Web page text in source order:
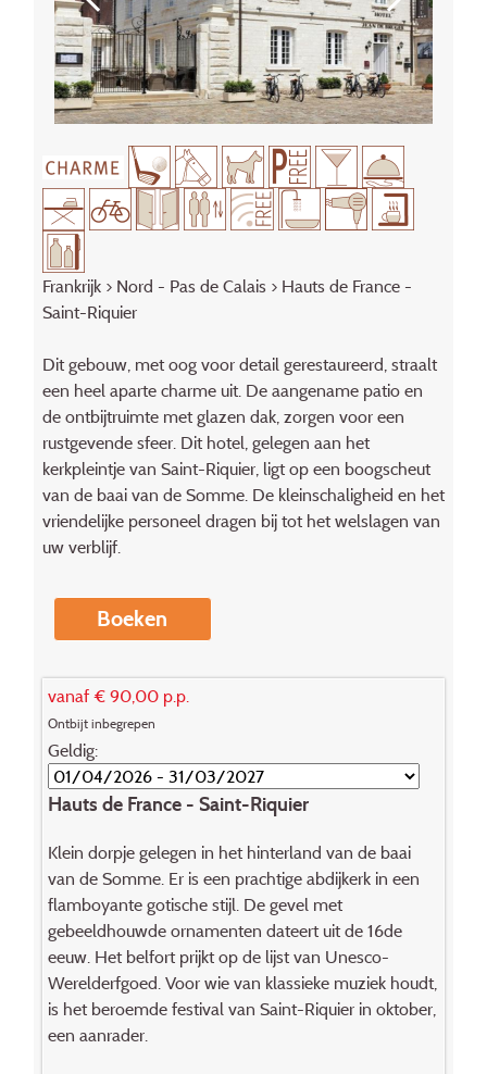
Frankrijk> Nord - Pas de Calais > Hauts de France -
Saint-Riquier
Dit gebouw, met oog voor detail gerestaureerd, straalt
een heel aparte charme uit. De aangename patio en
de ontbijtruimte met glazen dak, zorgen voor een
rustgevende sfeer. Dit hotel, gelegen aan het
kerkpleintje van Saint-Riquier, ligt op een boogscheut
van de baai van de Somme. De kleinschaligheid en het
vriendelijke personeel dragen bij tot het welslagen van
uw verblijf.
Boeken
vanaf € 90,00 p.p.
Ontbijt inbegrepen
Geldig:
Hauts de France - Saint-Riquier
Klein dorpje gelegen in het hinterland van de baai
van de Somme. Er is een prachtige abdijkerk in een
flamboyante gotische stijl. De gevel met
gebeeldhouwde ornamenten dateert uit de 16de
eeuw. Het belfort prijkt op de lijst van Unesco-
Werelderfgoed. Voor wie van klassieke muziek houdt,
is het beroemde festival van Saint-Riquier in oktober,
een aanrader.